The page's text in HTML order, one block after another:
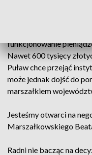
funkcjonowanie
Nawet 600 tysięcy
Puław chce przejąć
może jednak dojść do
marszałkiem
Jesteśmy otwarci na
Marszałkowskiego
Radni nie bacząc na